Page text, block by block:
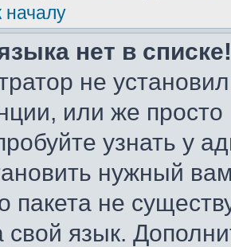
началу
нет в списке!
не
или же
узнать у
нужный
пакета не
свой язык.